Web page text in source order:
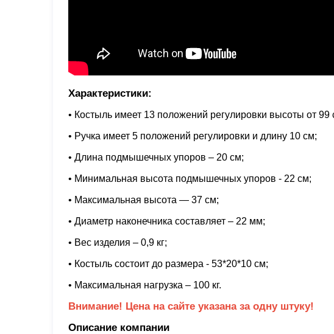
Характеристики:
• Костыль имеет 13 положений регулировки высоты от 99
• Ручка имеет 5 положений регулировки и длину 10 см;
• Длина подмышечных упоров – 20 см;
• Минимальная высота подмышечных упоров - 22 см;
• Максимальная высота — 37 см;
• Диаметр наконечника составляет – 22 мм;
• Вес изделия – 0,9 кг;
• Костыль состоит до размера - 53*20*10 см;
• Максимальная нагрузка – 100 кг.
Внимание! Цена на сайте указана за одну штуку!
Описание компании